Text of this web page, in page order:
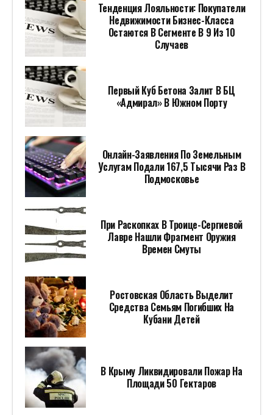
Тенденция Лояльности: Покупатели
Недвижимости Бизнес-Класса
Остаются В Сегменте В 9 Из 10
Случаев
Первый Куб Бетона Залит В БЦ
«Адмирал» В Южном Порту
Онлайн-Заявления По Земельным
Услугам Подали 167,5 Тысячи Раз В
Подмосковье
При Раскопках В Троице-Сергиевой
Лавре Нашли Фрагмент Оружия
Времен Смуты
Ростовская Область Выделит
Средства Семьям Погибших На
Кубани Детей
В Крыму Ликвидировали Пожар На
Площади 50 Гектаров